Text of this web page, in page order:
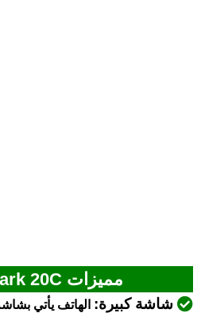
مميزات Tecno Spark 20C
شاشة كبيرة: